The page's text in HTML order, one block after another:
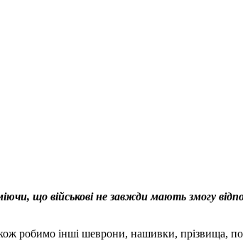
що військові не завжди мають змогу
робимо інші шеврони, нашивки, прізвища,